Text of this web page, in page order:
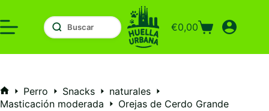
al
contenido
Carro
compra
€0,00
Inicio
Perro Snacks
naturales
Masticación moderada
Orejas de Cerdo Grande